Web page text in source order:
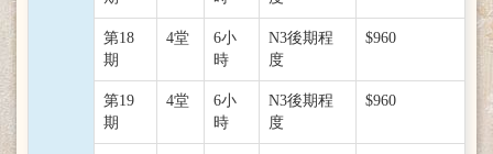
第18
期
4堂
6小
時
N3後期程
度
$960
第19
期
4堂
6小
時
N3後期程
度
$960